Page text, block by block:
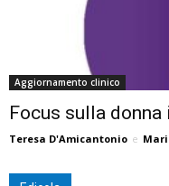
Aggiornamento clinico
Focus sulla donna
Teresa D'Amicantonio e